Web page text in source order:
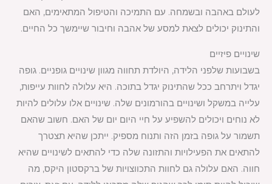
לעולם באהבה ובשמחה. עם התמיכה והטיפול המתאימים, האם
והתינוק יכולים לצאת למסע של אהבה וחיבור שיימשך כל החיים.
שינויים פיזיים
בשבועות שלפני הלידה, היולדת תחווה מגוון שינויים גופניים. גופה
יגדל ויתרחב ככל שהתינוק יגדל בתוכה. היא עלולה לחוות עייפות,
עלייה במשקל ושינויים בהורמונים שלה. שינויים אלו עלולים להיות
לא נוחים ויכולים להשפיע על חיי היום יום של האם. חשוב שהאם
תשמור על גופה בזמן הזה ותנוח מספיק. ייתכן שהיא תצטרך
להתאים את הפעילויות והתזונה שלה כדי להתאים לשינויים שהיא
חווה. האם עלולה גם לחוות התכווצויות של ברקסטון היקס, מה